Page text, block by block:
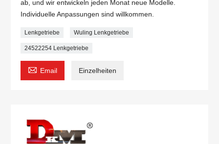
ab, und wir entwickeln jeden Monat neue Modelle.
Individuelle Anpassungen sind willkommen.
Lenkgetriebe Wuling Lenkgetriebe
24522254 Lenkgetriebe
 Email Einzelheiten